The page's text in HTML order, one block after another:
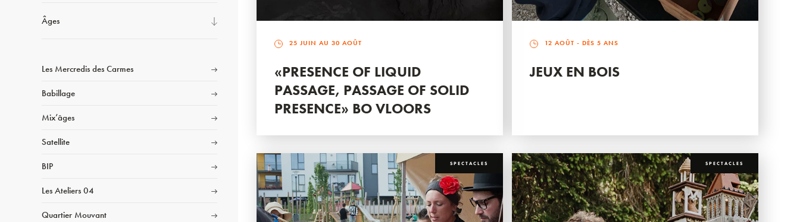
Âges
Les Mercredis des Carmes
Babillage
Mix’âges
Satellite
BIP
Les Ateliers 04
Quartier Mouvant
25 JUIN AU 30 AOÛT
«PRESENCE OF LIQUID
PASSAGE, PASSAGE OF SOLID
PRESENCE» BO VLOORS
12 AOÛT - DÈS 5 ANS
JEUX EN BOIS
SPECTACLES SPECTACLES